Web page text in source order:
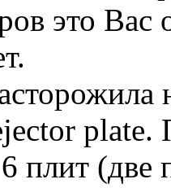
это Вас
плит (две